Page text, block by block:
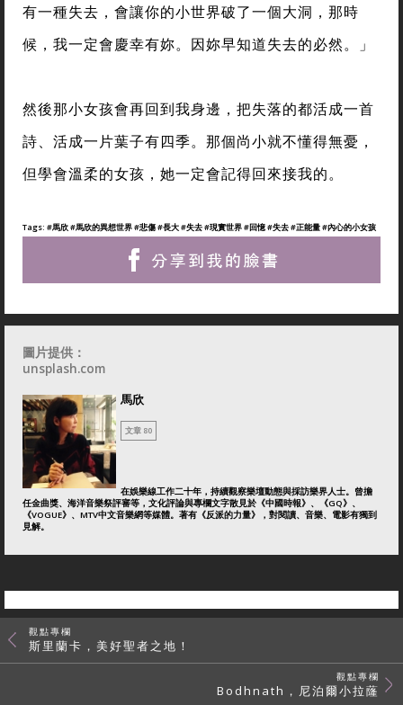
有一種失去，會讓你的小世界破了一個大洞，那時
候，我一定會慶幸有妳。因妳早知道失去的必然。」
然後那小女孩會再回到我身邊，把失落的都活成一首
詩、活成一片葉子有四季。那個尚小就不懂得無憂，
但學會溫柔的女孩，她一定會記得回來接我的。
Tags: #馬欣#馬欣的異想世界#悲傷#長大#失去#現實世界#回憶#失去#正能量#內心的小女孩
圖片提供：
unsplash.com
馬欣
文章 80
在娛樂線工作二十年，持續觀察樂壇動態與採訪樂界人士。曾擔
任金曲獎、海洋音樂祭評審等，文化評論與專欄文字散見於《中國時報》、《GQ》、
《VOGUE》、MTV中文音樂網等媒體。著有《反派的力量》，對閱讀、音樂、電影有獨到
見解。
觀點專欄
斯里蘭卡，美好聖者之地！
觀點專欄
Bodhnath，尼泊爾小拉蕯